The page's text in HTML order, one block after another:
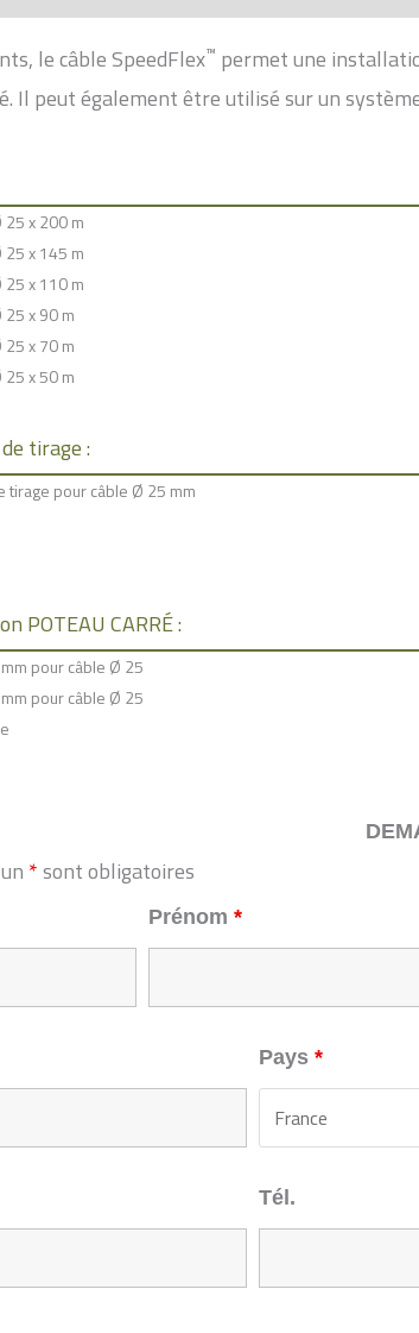
le câble SpeedFlex™ permet une
Il peut également être utilisé sur un
25 x 200 m
25 x 145 m
25 x 110 m
25 x 90 m
25 x 70 m
25 x 50 m
tirage :
tirage pour câble Ø 25 mm
POTEAU CARRÉ :
pour câble Ø 25
pour câble Ø 25
*sont obligatoires
Prénom *
Pays *
Tél.